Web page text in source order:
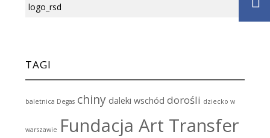
logo_rsd
TAGI
baletnica Degas chiny daleki wschód dorośli dziecko w
warszawie Fundacja Art Transfer